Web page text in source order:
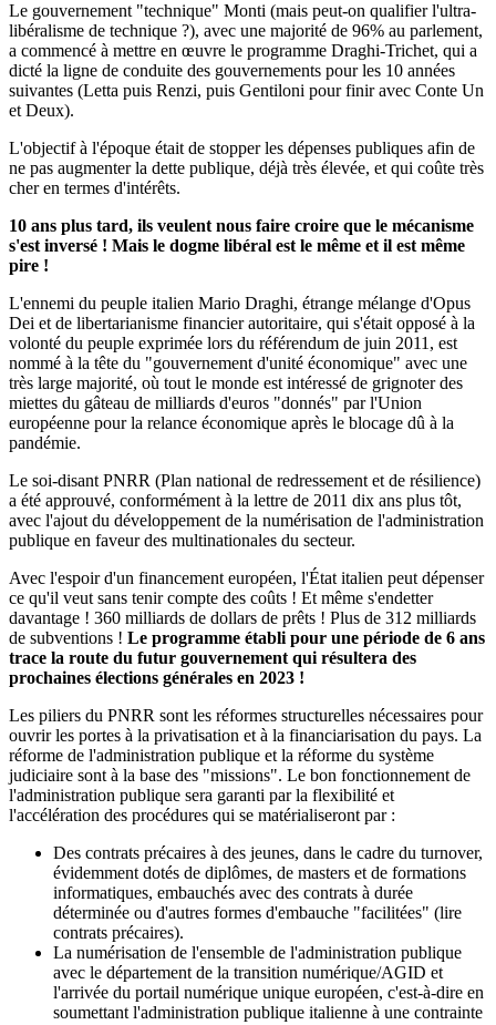
Le gouvernement "technique" Monti (mais peut-on qualifier l'ultra-
libéralisme de technique ?), avec une majorité de 96% au parlement,
a commencé à mettre en œuvre le programme Draghi-Trichet, qui a
dicté la ligne de conduite des gouvernements pour les 10 années
suivantes (Letta puis Renzi, puis Gentiloni pour finir avec Conte Un
et Deux).
L'objectif à l'époque était de stopper les dépenses publiques afin de
ne pas augmenter la dette publique, déjà très élevée, et qui coûte très
cher en termes d'intérêts.
10 ans plus tard, ils veulent nous faire croire que le mécanisme
s'est inversé ! Mais le dogme libéral est le même et il est même
pire !
L'ennemi du peuple italien Mario Draghi, étrange mélange d'Opus
Dei et de libertarianisme financier autoritaire, qui s'était opposé à la
volonté du peuple exprimée lors du référendum de juin 2011, est
nommé à la tête du "gouvernement d'unité économique" avec une
très large majorité, où tout le monde est intéressé de grignoter des
miettes du gâteau de milliards d'euros "donnés" par l'Union
européenne pour la relance économique après le blocage dû à la
pandémie.
Le soi-disant PNRR (Plan national de redressement et de résilience)
a été approuvé, conformément à la lettre de 2011 dix ans plus tôt,
avec l'ajout du développement de la numérisation de l'administration
publique en faveur des multinationales du secteur.
Avec l'espoir d'un financement européen, l'État italien peut dépenser
ce qu'il veut sans tenir compte des coûts ! Et même s'endetter
davantage ! 360 milliards de dollars de prêts ! Plus de 312 milliards
de subventions ! Le programme établi pour une période de 6 ans
trace la route du futur gouvernement qui résultera des
prochaines élections générales en 2023 !
Les piliers du PNRR sont les réformes structurelles nécessaires pour
ouvrir les portes à la privatisation et à la financiarisation du pays. La
réforme de l'administration publique et la réforme du système
judiciaire sont à la base des "missions". Le bon fonctionnement de
l'administration publique sera garanti par la flexibilité et
l'accélération des procédures qui se matérialiseront par :
Des contrats précaires à des jeunes, dans le cadre du turnover,
évidemment dotés de diplômes, de masters et de formations
informatiques, embauchés avec des contrats à durée
déterminée ou d'autres formes d'embauche "facilitées" (lire
contrats précaires).
La numérisation de l'ensemble de l'administration publique
avec le département de la transition numérique/AGID et
l'arrivée du portail numérique unique européen, c'est-à-dire en
soumettant l'administration publique italienne à une contrainte